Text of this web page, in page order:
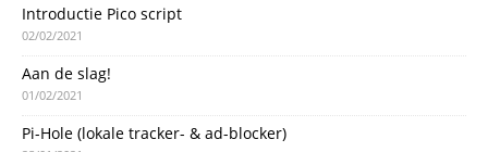
Introductie Pico script
02/02/2021
Aan de slag!
01/02/2021
Pi-Hole (lokale tracker- & ad-blocker)